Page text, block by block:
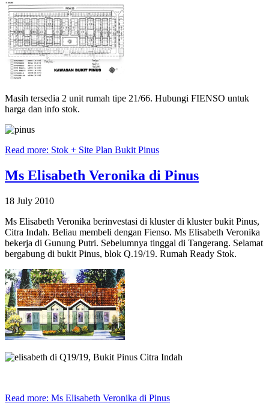
Masih tersedia 2 unit rumah tipe 21/66. Hubungi FIENSO untuk
harga dan info stok.
Read more: Stok + Site Plan Bukit Pinus
Ms Elisabeth Veronika di Pinus
18 July 2010
Ms Elisabeth Veronika berinvestasi di kluster di kluster bukit Pinus,
Citra Indah. Beliau membeli dengan Fienso. Ms Elisabeth Veronika
bekerja di Gunung Putri. Sebelumnya tinggal di Tangerang. Selamat
bergabung di bukit Pinus, blok Q.19/19. Rumah Ready Stok.
Read more: Ms Elisabeth Veronika di Pinus